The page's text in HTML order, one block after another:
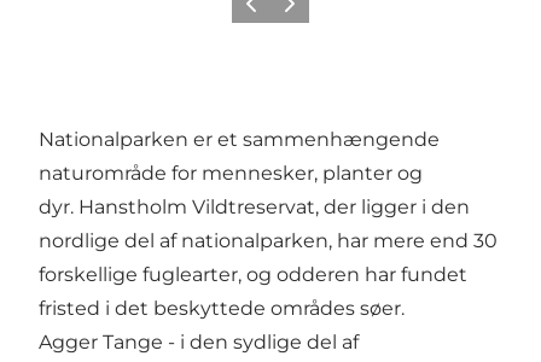
ForrigeNeste
Nationalparken er et sammenhængende
naturområde for mennesker, planter og
dyr. Hanstholm Vildtreservat, der ligger i den
nordlige del af nationalparken, har mere end 30
forskellige fuglearter, og odderen har fundet
fristed i det beskyttede områdes søer.
Agger Tange - i den sydlige del af